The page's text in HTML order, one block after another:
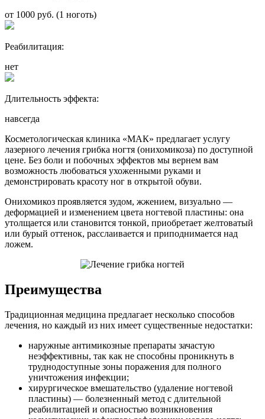
от 1000 руб. (1 ноготь)
Реабилитация:
нет
Длительность эффекта:
навсегда
Косметологическая клиника «МАК» предлагает услугу
лазерного лечения грибка ногтя (онихомикоза) по доступной
цене. Без боли и побочных эффектов мы вернем вам
возможность любоваться ухоженными руками и
демонстрировать красоту ног в открытой обуви.
Онихомикоз проявляется зудом, жжением, визуально —
деформацией и изменением цвета ногтевой пластины: она
утолщается или становится тонкой, приобретает желтоватый
или бурый оттенок, расслаивается и приподнимается над
ложем.
Преимущества
Традиционная медицина предлагает несколько способов
лечения, но каждый из них имеет существенные недостатки:
наружные антимикозные препараты зачастую
неэффективны, так как не способны проникнуть в
труднодоступные зоны поражения для полного
уничтожения инфекции;
хирургическое вмешательство (удаление ногтевой
пластины) — болезненный метод с длительной
реабилитацией и опасностью возникновения